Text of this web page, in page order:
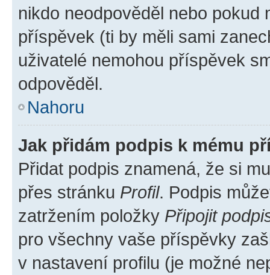
nikdo neodpověděl nebo pokud
příspěvek (ti by měli sami
uživatelé nemohou příspěvek
odpověděl.
Nahoru
Jak přidám podpis k mému
Přidat podpis znamená, že si
přes stránku Profil. Podpis
zatržením položky Připojit
pro všechny vaše příspěvky
v nastavení profilu (je možné